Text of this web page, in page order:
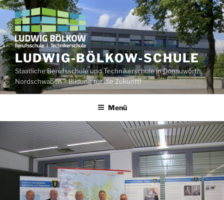
Zum
Inhalt
springen
LUDWIG-BÖLKOW-SCHULE
Staatliche Berufsschule und Technikerschule in Donauwörth,
Nordschwaben – Bildung für die Zukunft!
Menü